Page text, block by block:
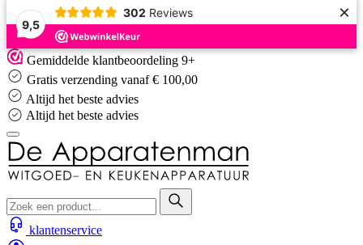
9,5
302 Reviews ×
Skip
to
content
Gemiddelde klantbeoordeling 9+
Gratis verzending vanaf € 100,00
Altijd het beste advies
Altijd het beste advies
klantenservice